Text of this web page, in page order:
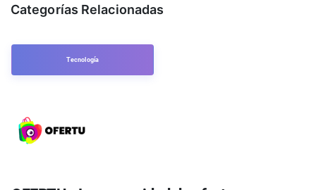
Categorías Relacionadas
Tecnología